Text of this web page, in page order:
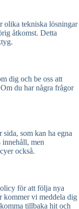
olika tekniska lösningar
åtkomst. Detta
dig och be oss att
du har några frågor
som kan ha egna
men
också.
för att följa nya
kommer vi meddela dig
tillbaka hit och